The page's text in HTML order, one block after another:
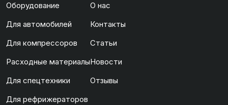
Оборудование
Для автомобилей
Для компрессоров
Расходные материалы
Для спецтехники
Для рефрижераторов
О нас
Контакты
Статьи
Новости
Отзывы